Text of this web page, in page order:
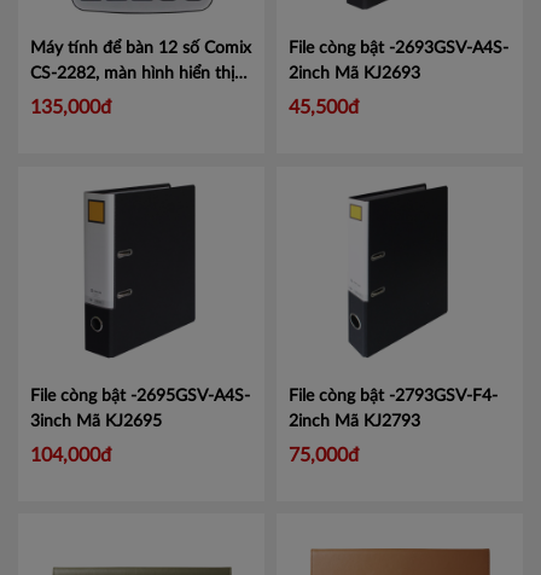
Máy tính để bàn 12 số Comix
CS-2282, màn hình hiển thị
lớn tiện lợi.
135,000đ
File còng bật -2693GSV-A4S-
2inch Mã KJ2693
45,500đ
File còng bật -2695GSV-A4S-
3inch Mã KJ2695
104,000đ
File còng bật -2793GSV-F4-
2inch Mã KJ2793
75,000đ